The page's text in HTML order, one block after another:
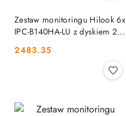
Zestaw monitoringu Hilook 6x
IPC-B140HA-LU z dyskiem 2TB
Cena:
2483.35